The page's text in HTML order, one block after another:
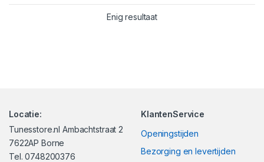
Enig resultaat
Locatie:
Tunesstore.nl Ambachtstraat 2
7622AP Borne
Tel. 0748200376
KlantenService
Openingstijden
Bezorging en levertijden